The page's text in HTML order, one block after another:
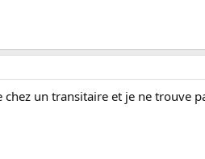
un transitaire et je ne trouve